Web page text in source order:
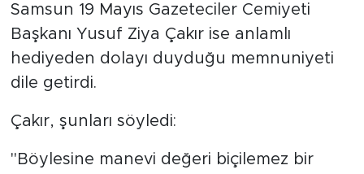
Samsun 19 Mayıs Gazeteciler Cemiyeti
Başkanı Yusuf Ziya Çakır ise anlamlı
hediyeden dolayı duyduğu memnuniyeti
dile getirdi.
Çakır, şunları söyledi:
"Böylesine manevi değeri biçilemez bir